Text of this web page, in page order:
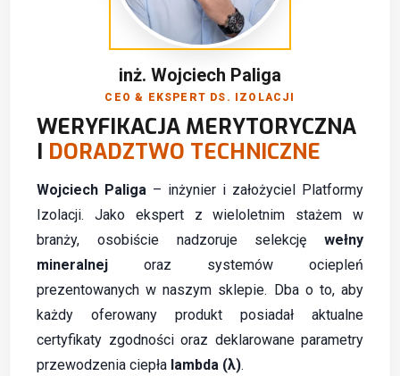
WERYFIKACJA MERYTORYCZNA
I DORADZTWO TECHNICZNE
Wojciech Paliga – inżynier i założyciel Platformy
Izolacji. Jako ekspert z wieloletnim stażem w
branży, osobiście nadzoruje selekcję wełny
mineralnej oraz systemów ociepleń
prezentowanych w naszym sklepie. Dba o to, aby
każdy oferowany produkt posiadał aktualne
certyfikaty zgodności oraz deklarowane parametry
przewodzenia ciepła lambda (λ).
inż. Wojciech Paliga
CEO & EKSPERT DS. IZOLACJI